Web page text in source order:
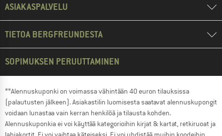
ASIAKASPALVELU
TIETOA BERGFREUNDESTA
SOPIMUKSEN PERUUTTAMINEN
**Alennuskuponki on voimassa vähintään 40 euron tilauksissa
(palautusten jälkeen). Asiakastilin luomisesta saatavat alennuskupongit
voidaan lunastaa vain kerran henkilöä ja tilausta kohden.
Alennuskuponkia ei voi käyttää kategorioihin kirjat & kartat, retkiruoat ja